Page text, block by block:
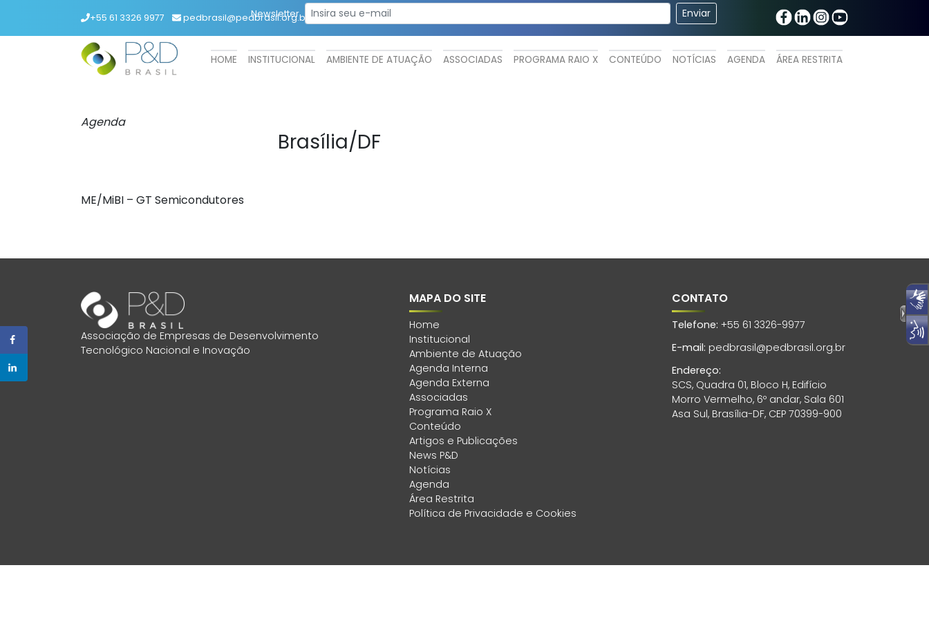
+55 61 3326 9977 pedbrasil@pedbrasil.org.br
Newsletter
HOME INSTITUCIONAL AMBIENTE DE ATUAÇÃO ASSOCIADAS PROGRAMA RAIO X CONTEÚDO NOTÍCIAS AGENDA ÁREA RESTRITA
Agenda
Brasília/DF
ME/MiBI – GT Semicondutores
Associação de Empresas de Desenvolvimento
Tecnológico Nacional e Inovação
MAPA DO SITE
Home
Institucional
Ambiente de Atuação
Agenda Interna
Agenda Externa
Associadas
Programa Raio X
Conteúdo
Artigos e Publicações
News P&D
Notícias
Agenda
Área Restrita
Política de Privacidade e Cookies
CONTATO
Telefone: +55 61 3326-9977
E-mail: pedbrasil@pedbrasil.org.br
Endereço:
SCS, Quadra 01, Bloco H, Edifício
Morro Vermelho, 6º andar, Sala 601
Asa Sul, Brasília-DF, CEP 70399-900